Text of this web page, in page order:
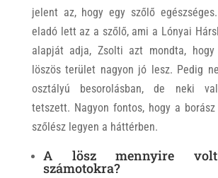
jelent az, hogy egy szőlő
eladó lett az a szőlő, ami a Lónyai
alapját adja, Zsolti azt mondta,
löszös terület nagyon jó lesz. Pedig
osztályú besorolásban, de neki
tetszett. Nagyon fontos, hogy a
szőlész legyen a háttérben.
A lösz mennyire volt
számotokra?